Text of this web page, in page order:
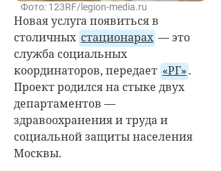
Фото: 123RF/legion-media.ru
Новая услуга появиться в
столичных стационарах — это
служба социальных
координаторов, передает «РГ» .
Проект родился на стыке двух
департаментов —
здравоохранения и труда и
социальной защиты населения
Москвы.